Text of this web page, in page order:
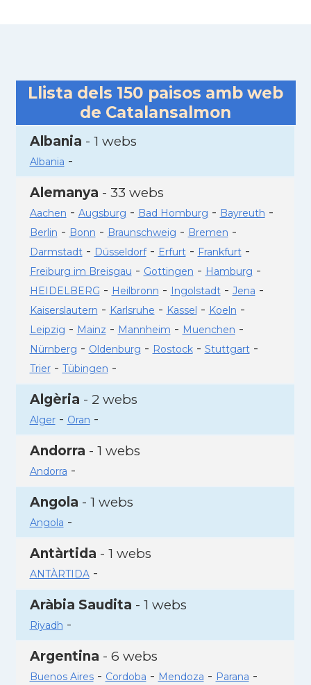
Llista dels 150 paisos amb web
de Catalansalmon
Albania - 1 webs
Albania -
Alemanya - 33 webs
Aachen - Augsburg - Bad Homburg - Bayreuth -
Berlin - Bonn - Braunschweig - Bremen -
Darmstadt- Düsseldorf- Erfurt- Frankfurt-
Freiburg im Breisgau - Gottingen - Hamburg -
HEIDELBERG - Heilbronn - Ingolstadt- Jena -
Kaiserslautern - Karlsruhe - Kassel - Koeln -
Leipzig - Mainz - Mannheim - Muenchen -
Nürnberg - Oldenburg - Rostock- Stuttgart-
Trier- Tübingen -
Algèria - 2 webs
Alger- Oran -
Andorra - 1 webs
Andorra -
Angola - 1 webs
Angola -
Antàrtida - 1 webs
ANTÀRTIDA-
Aràbia Saudita - 1 webs
Riyadh -
Argentina - 6 webs
Buenos Aires- Cordoba - Mendoza - Parana -